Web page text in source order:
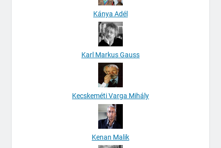
Kánya Adél
Karl Markus Gauss
Kecskeméti Varga Mihály
Kenan Malik